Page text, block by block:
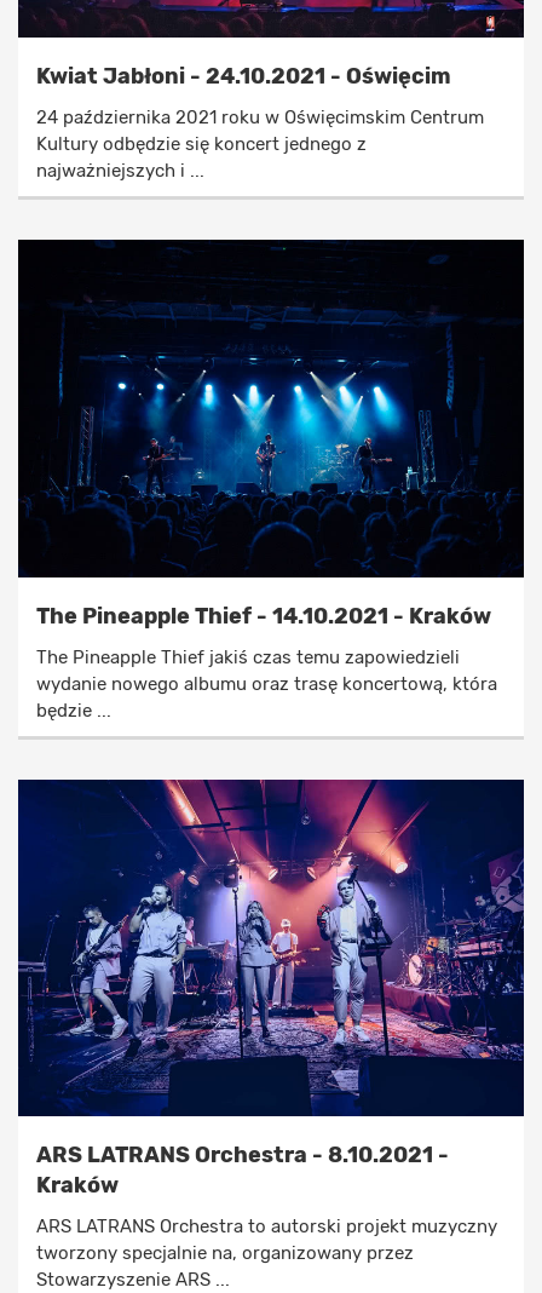
Kwiat Jabłoni - 24.10.2021 - Oświęcim
24 października 2021 roku w Oświęcimskim Centrum
Kultury odbędzie się koncert jednego z
najważniejszych i ...
The Pineapple Thief - 14.10.2021 - Kraków
The Pineapple Thief jakiś czas temu zapowiedzieli
wydanie nowego albumu oraz trasę koncertową, która
będzie ...
ARS LATRANS Orchestra - 8.10.2021 -
Kraków
ARS LATRANS Orchestra to autorski projekt muzyczny
tworzony specjalnie na, organizowany przez
Stowarzyszenie ARS ...